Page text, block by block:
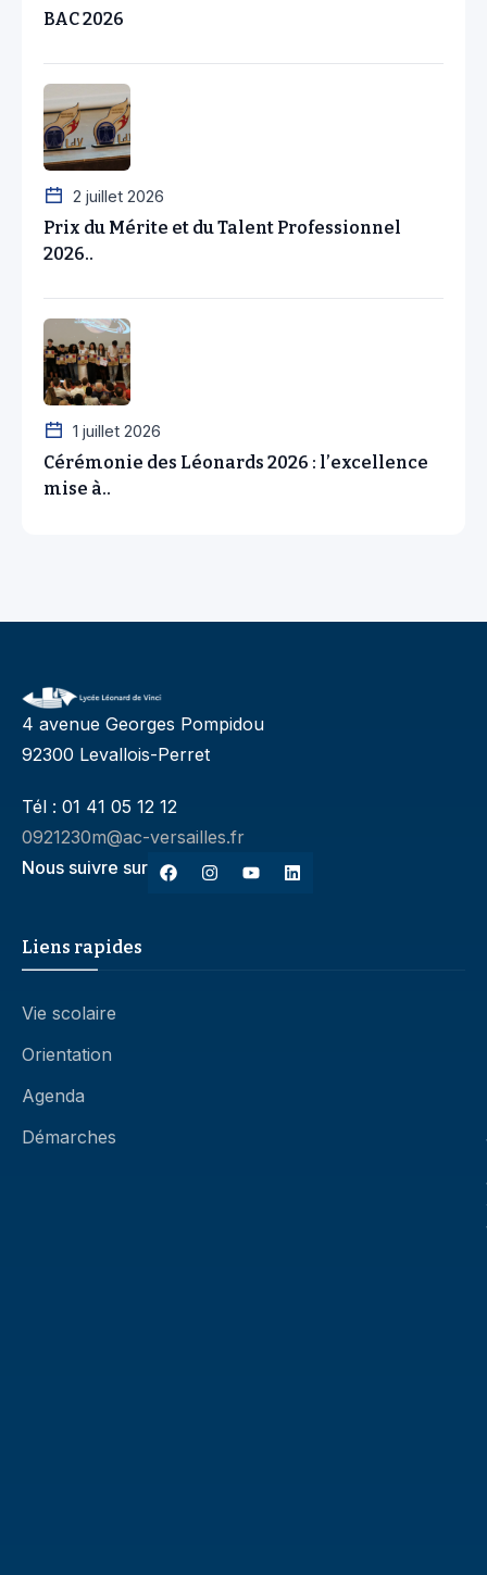
BAC 2026
2 juillet 2026
Prix du Mérite et du Talent Professionnel
2026..
1 juillet 2026
Cérémonie des Léonards 2026 : l’excellence
mise à..
4 avenue Georges Pompidou
92300 Levallois-Perret
Tél : 01 41 05 12 12
0921230m@ac-versailles.fr
Nous suivre sur
Liens rapides
Vie scolaire
Orientation
Agenda
Démarches